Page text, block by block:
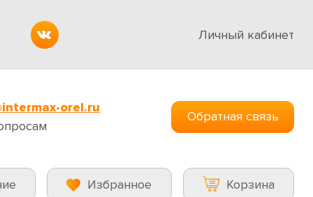
Личный кабинет
orel.ru
Обратная связь
Избранное Корзина